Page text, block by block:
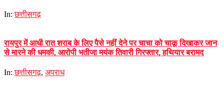
In: छत्तीसगढ़
रायपुर में आधी रात शराब के लिए पैसे नहीं देने पर चाचा को चाकू दिखाकर जान
से मारने की धमकी, आरोपी भतीजा मयंक तिवारी गिरफ्तार, हथियार बरामद
In: छत्तीसगढ़, अपराध